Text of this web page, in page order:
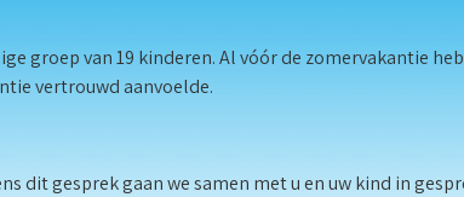
groep van 19 kinderen. Al vóór de zomervakantie
vertrouwd aanvoelde.
dit gesprek gaan we samen met u en uw kind in